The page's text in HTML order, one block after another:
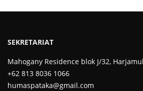
SEKRETARIAT
Mahogany Residence blok J/32,
+62 813 8036 1066
humaspataka@gmail.com